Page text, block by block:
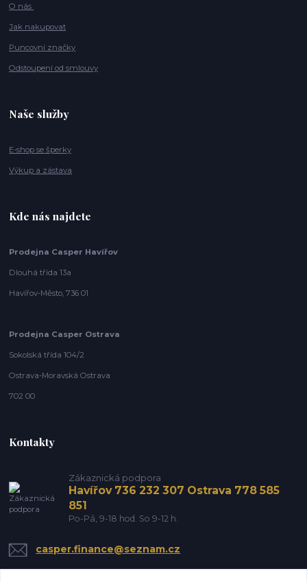
O nás
Jak nakupovat
Puncovní značky
Odstoupení od smlouvy
Naše služby
E-shop se šperky
Výkup a zástava
Kde nás najdete
Prodejna Casper Havířov
Dlouhá třída 13a
Havířov-Město, 736 01
Prodejna Casper Ostrava
Sokolská třída 104/2
Ostrava-Moravská Ostrava
702 00
Kontakty
Zákaznická podpora
Havířov 736 232 307 Ostrava 778 585
851
Po-Pá, 9-18 hod. So 9-12 h.
casper.finance@seznam.cz